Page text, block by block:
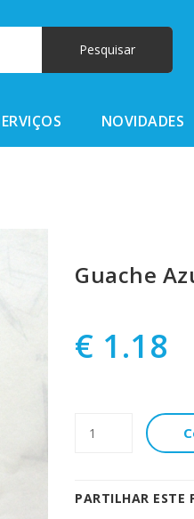
NOVIDADES
Guache
€ 1.18
PARTILHAR ESTE